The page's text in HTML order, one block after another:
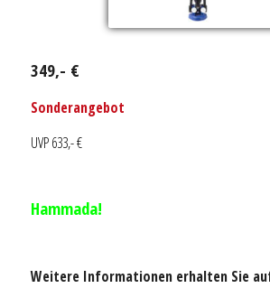
349,- €
Sonderangebot
UVP 633,- €
Hammada!
Weitere Informationen erhalten Sie